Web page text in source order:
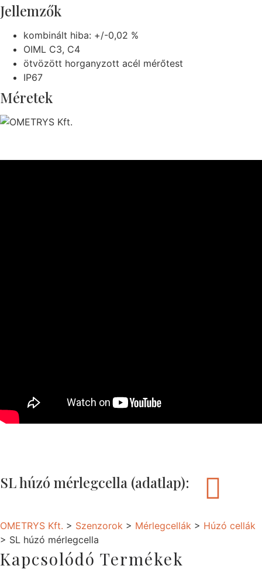
Jellemzők
kombinált hiba: +/-0,02 %
OIML C3, C4
ötvözött horganyzott acél mérőtest
IP67
Méretek
SL húzó mérlegcella (adatlap):
OMETRYS Kft. > Szenzorok > Mérlegcellák > Húzó cellák
> SL húzó mérlegcella
Kapcsolódó Termékek